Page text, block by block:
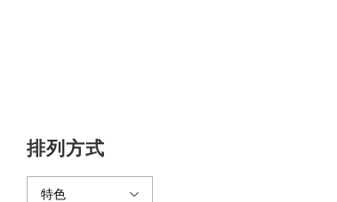
排列方式